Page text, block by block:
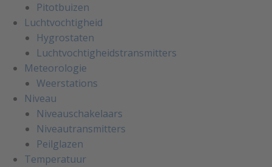
Pitotbuizen
Luchtvochtigheid
Hygrostaten
Luchtvochtigheidstransmitters
Meteorologie
Weerstations
Niveau
Niveauschakelaars
Niveautransmitters
Peilglazen
Temperatuur